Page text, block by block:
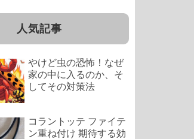
人気記事
やけど虫の恐怖！なぜ
家の中に入るのか、そ
してその対策法
コラントッテ ファイテ
ン重ね付け 期待する効